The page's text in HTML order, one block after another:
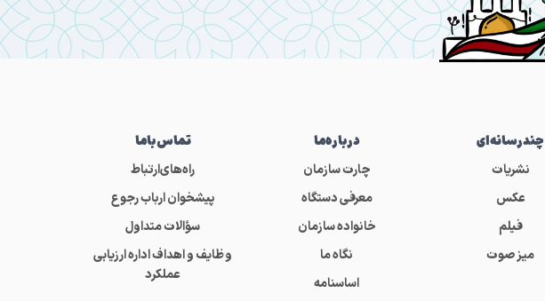
چندرسانه‌ای
نشریات
عکس
فیلم
میز صوت
درباره‌ما
چارت سازمان
معرفی دستگاه
خانواده سازمان
نگاه ما
اساسنامه
تماس‌باما
راه‌های‌ارتباط
پیشخوان ارباب رجوع
سؤالات متداول
وظایف و اهداف اداره ارزیابی
عملکرد